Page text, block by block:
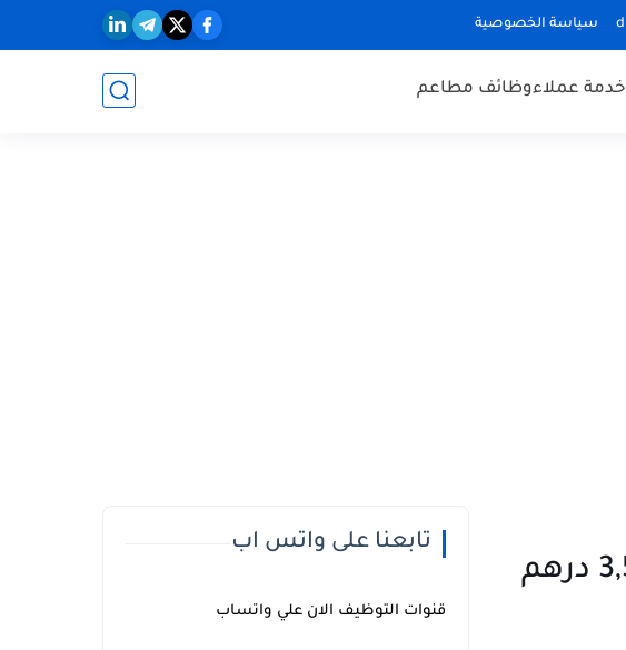
سياسة الخصوصية
خدمة عملاءوظائف مطاعم
مطلوب سائق لافوغ م.م.ح. دبي 2,500 درهم إماراتي - 3,500 درهم
تابعنا على واتس اب
قنوات التوظيف الان علي واتساب